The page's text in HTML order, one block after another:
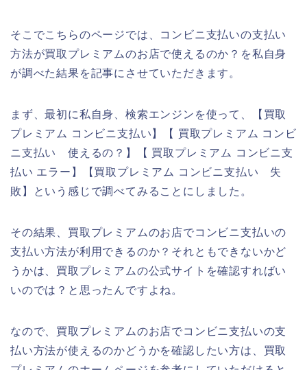
そこでこちらのページでは、コンビニ支払いの支払い
方法が買取プレミアムのお店で使えるのか？を私自身
が調べた結果を記事にさせていただきます。
まず、最初に私自身、検索エンジンを使って、【買取
プレミアム コンビニ支払い】【 買取プレミアム コンビ
ニ支払い 使えるの？】【 買取プレミアム コンビニ支
払い エラー】【買取プレミアム コンビニ支払い 失
敗】という感じで調べてみることにしました。
その結果、買取プレミアムのお店でコンビニ支払いの
支払い方法が利用できるのか？それともできないかど
うかは、買取プレミアムの公式サイトを確認すればい
いのでは？と思ったんですよね。
なので、買取プレミアムのお店でコンビニ支払いの支
払い方法が使えるのかどうかを確認したい方は、買取